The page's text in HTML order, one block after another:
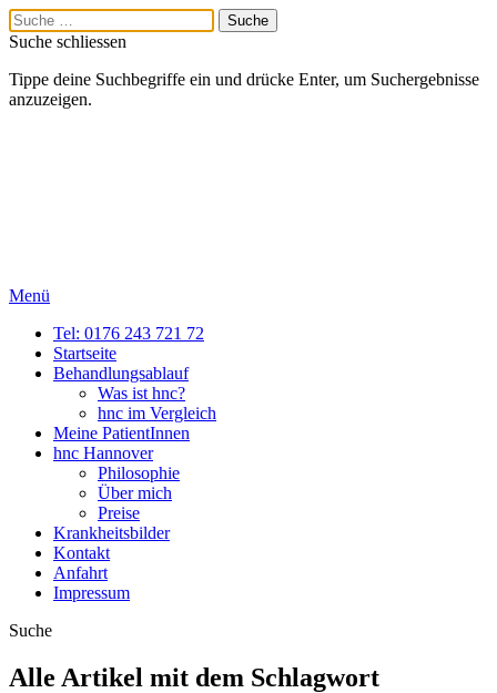
Suche schliessen
Tippe deine Suchbegriffe ein und drücke Enter, um Suchergebnisse
anzuzeigen.
Menü
Tel: 0176 243 721 72
Startseite
Behandlungsablauf
Was ist hnc?
hnc im Vergleich
Meine PatientInnen
hnc Hannover
Philosophie
Über mich
Preise
Krankheitsbilder
Kontakt
Anfahrt
Impressum
Suche
Alle Artikel mit dem Schlagwort